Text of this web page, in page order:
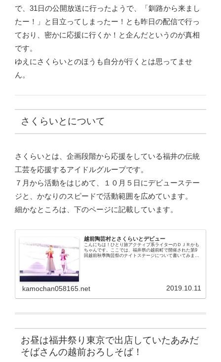
で、31日の公開放送に行ったようで、「釧路から来まし
たー！」と目立ってしまったー！とも昨日の配信で行っ
ており、密かに応援に行くか！と企んだというのが真相
です。
ゆえにさくらいとのほうも自分が行くとは思ってませ
ん。
さくらいとについて
さくらいとは、企画段階から応援をしている福井の伝統
工芸を応援するアイドルグループです。
７月から活動をはじめて、１０月５日にデビューステー
ジと、かなりのスピードで活動範囲を広めています。
細かなところは、下のページに記載しています。
越前陶芸村とさくらいとデビュー
こんにちは！ひとり旅アクティブ系ライターのＤＪＲかも
ちゃんです。ここでは、福井県の越前町で開催された第9
回越前秋季陶芸祭のナイトステージについて書いてみま
kamochan058165.net 2019.10.11
お昼は福井祭り東京で出店していたあみだ
そばさんの越前おろしそば！